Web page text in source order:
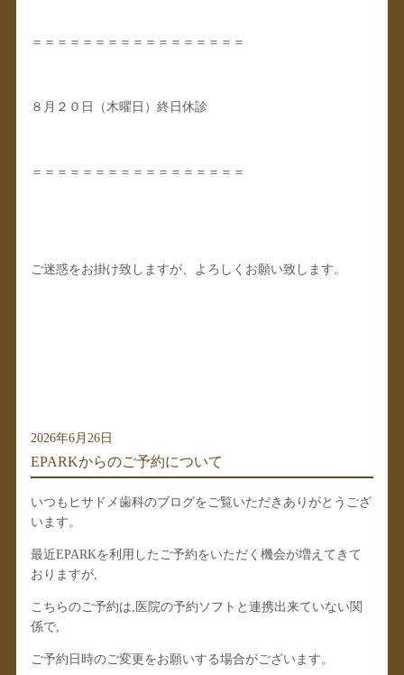
＝＝＝＝＝＝＝＝＝＝＝＝＝＝＝＝＝
８月２０日（木曜日）終日休診
＝＝＝＝＝＝＝＝＝＝＝＝＝＝＝＝＝
ご迷惑をお掛け致しますが、よろしくお願い致します。
2026年6月26日
EPARKからのご予約について
いつもヒサドメ歯科のブログをご覧いただきありがとうござ
います。
最近EPARKを利用したご予約をいただく機会が増えてきて
おりますが,
こちらのご予約は,医院の予約ソフトと連携出来ていない関
係で,
ご予約日時のご変更をお願いする場合がございます。